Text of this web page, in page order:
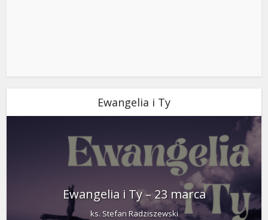
Ewangelia i Ty
Ewangelia i Ty – 23 marca
ks. Stefan Radziszewski